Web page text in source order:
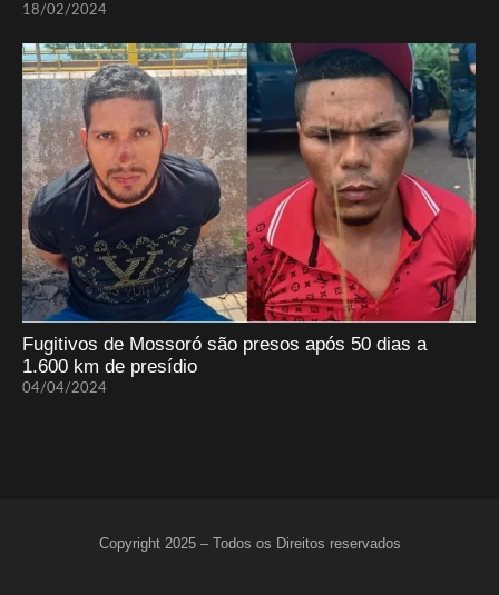
18/02/2024
Fugitivos de Mossoró são presos após 50 dias a
1.600 km de presídio
04/04/2024
Copyright 2025 – Todos os Direitos reservados